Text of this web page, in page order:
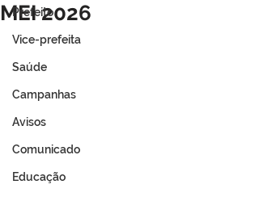
Prefeito
Vice-prefeita
Saúde
Campanhas
Avisos
Comunicado
Educação
MEI 2026